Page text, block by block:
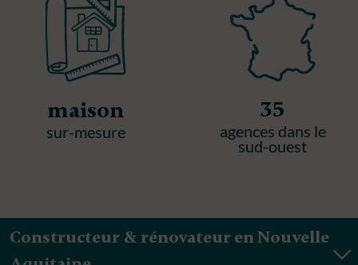
maison
sur-mesure
35
agences dans le
sud-ouest
Constructeur & rénovateur en Nouvelle